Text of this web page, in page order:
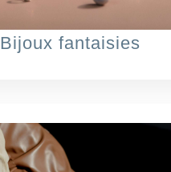
Bijoux fantaisies